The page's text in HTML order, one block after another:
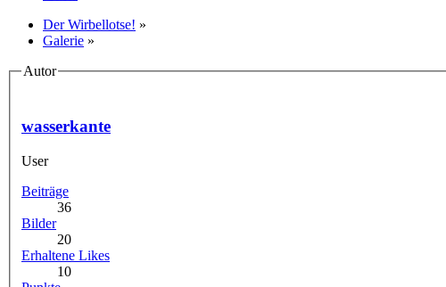
Der Wirbellotse! »
Galerie »
Autor
wasserkante
User
Beiträge
36
Bilder
20
Erhaltene Likes
10